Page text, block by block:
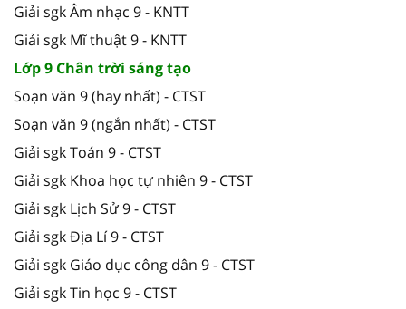
Giải sgk Âm nhạc 9 - KNTT
Giải sgk Mĩ thuật 9 - KNTT
Lớp 9 Chân trời sáng tạo
Soạn văn 9 (hay nhất) - CTST
Soạn văn 9 (ngắn nhất) - CTST
Giải sgk Toán 9 - CTST
Giải sgk Khoa học tự nhiên 9 - CTST
Giải sgk Lịch Sử 9 - CTST
Giải sgk Địa Lí 9 - CTST
Giải sgk Giáo dục công dân 9 - CTST
Giải sgk Tin học 9 - CTST